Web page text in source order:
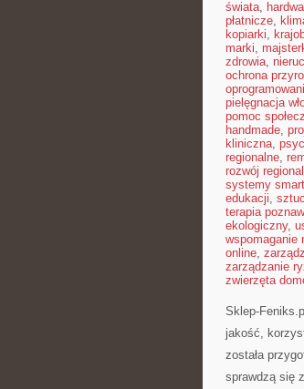
świata,
płatnicze,
kopiarki,
marki,
zdrowia,
ochrona
pielęgnacja
pomoc
handmade,
kliniczna,
regionalne,
rozwój
systemy
edukacji,
terapia
ekologiczny,
wspomaganie
online,
zarządzanie
zwierzęta
Sklep-
jakość,
została
sprawdzą się